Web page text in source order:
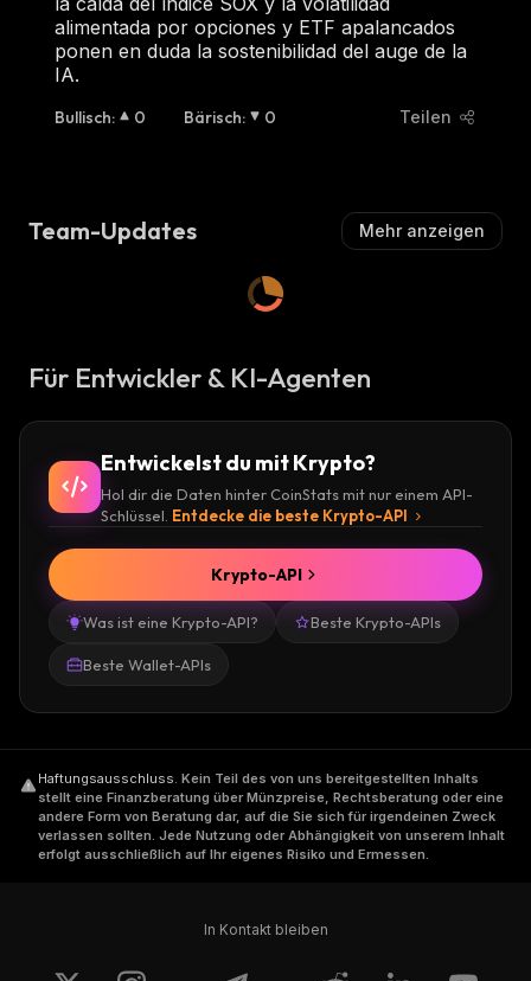
alimentada por opciones y ETF apalancados
ponen en duda la sostenibilidad del auge de la
IA.
Bullisch: 0 Bärisch: 0 Teilen
Team-Updates Mehr anzeigen
Für Entwickler & KI-Agenten
Entwickelst du mit Krypto?
Hol dir die Daten hinter CoinStats mit nur einem API-
Schlüssel. Entdecke die beste Krypto-API
Was ist eine Krypto-API? Beste Krypto-APIs
Beste Wallet-APIs
Krypto-API
Haftungsausschluss Kein Teil des von uns bereitgestellten Inhalts
stellt eine Finanzberatung über Münzpreise, Rechtsberatung oder eine
andere Form von Beratung dar, auf die Sie sich für irgendeinen Zweck
verlassen sollten. Jede Nutzung oder Abhängigkeit von unserem Inhalt
erfolgt ausschließlich auf Ihr eigenes Risiko und Ermessen.
In Kontakt bleiben